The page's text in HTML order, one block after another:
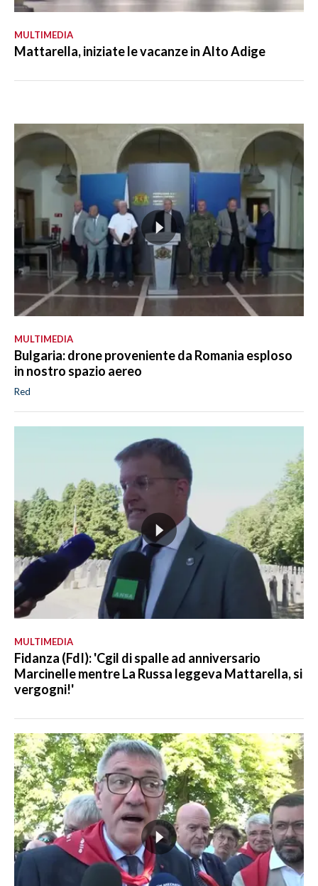
MULTIMEDIA
Mattarella, iniziate le vacanze in Alto Adige
MULTIMEDIA
Bulgaria: drone proveniente da Romania esploso
in nostro spazio aereo
Red
MULTIMEDIA
Fidanza (FdI): 'Cgil di spalle ad anniversario
Marcinelle mentre La Russa leggeva Mattarella, si
vergogni!'